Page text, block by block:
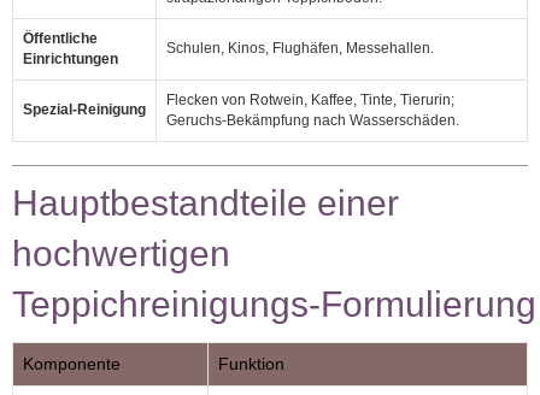
Öffentliche
Einrichtungen
Schulen, Kinos, Flughäfen, Messehallen.
Spezial‑Reinigung
Flecken von Rotwein, Kaffee, Tinte, Tierurin;
Geruchs‑Bekämpfung nach Wasserschäden.
Hauptbestandteile einer
hochwertigen
Teppichreinigungs‑Formulierung
Komponente Funktion